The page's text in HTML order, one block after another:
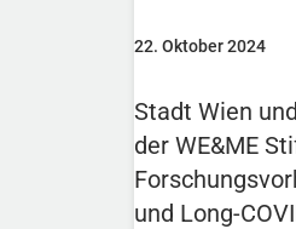
22. Oktober 2024
Stadt Wien
der WE&ME
und Long-